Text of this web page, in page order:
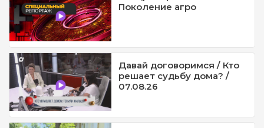
Поколение агро
Давай договоримся / Кто
решает судьбу дома? /
07.08.26